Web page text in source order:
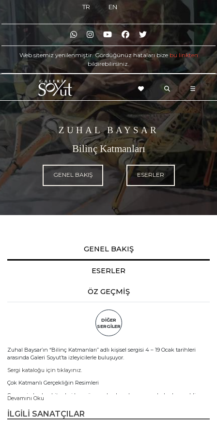
TR EN
Web sitemiz yenilenmiştir. Gördüğünüz hataları bize bu linkten
bildirebilirsiniz.
ZUHAL BAYSAR
Bilinç Katmanları
GENEL BAKIŞ ESERLER
GENEL BAKIŞ
ESERLER
ÖZ GEÇMİŞ
DİĞER
SERGİLER
Zuhal Baysar’ın “Bilinç Katmanları” adlı kişisel sergisi 4 – 19 Ocak tarihleri
arasında Galeri Soyut’ta izleyicilerle buluşuyor.
Sergi kataloğu için tıklayınız.
Çok Katmanlı Gerçekliğin Resimleri
Çevremizde olup bitenleri her gün medyadan akan sarsıcı haberler, renkli
Bombalar düşerken, çok yakınımızda bir sürü insan ölürken biz aynı zamanda
günlük yaşantımıza devam ediyor; yemek yiyor, uyuyor, sevdiklerimize vakit
Devamını Oku
İLGİLİ SANATÇILAR